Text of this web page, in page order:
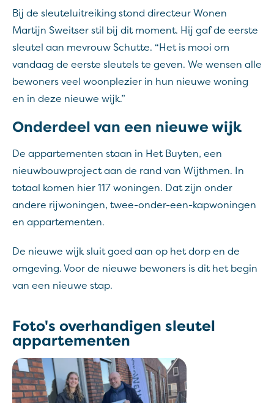
Bij de sleuteluitreiking stond directeur Wonen
Martijn Sweitser stil bij dit moment. Hij gaf de eerste
sleutel aan mevrouw Schutte. “Het is mooi om
vandaag de eerste sleutels te geven. We wensen alle
bewoners veel woonplezier in hun nieuwe woning
en in deze nieuwe wijk.”
Onderdeel van een nieuwe wijk
De appartementen staan in Het Buyten, een
nieuwbouwproject aan de rand van Wijthmen. In
totaal komen hier 117 woningen. Dat zijn onder
andere rijwoningen, twee-onder-een-kapwoningen
en appartementen.
De nieuwe wijk sluit goed aan op het dorp en de
omgeving. Voor de nieuwe bewoners is dit het begin
van een nieuwe stap.
Foto's overhandigen sleutel
appartementen